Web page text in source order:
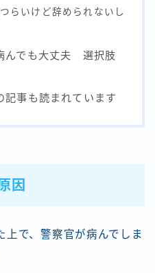
らいけど辞められないし
んでも大丈夫 選択肢
記事も読まれています
因
上で、警察官が病んでしま